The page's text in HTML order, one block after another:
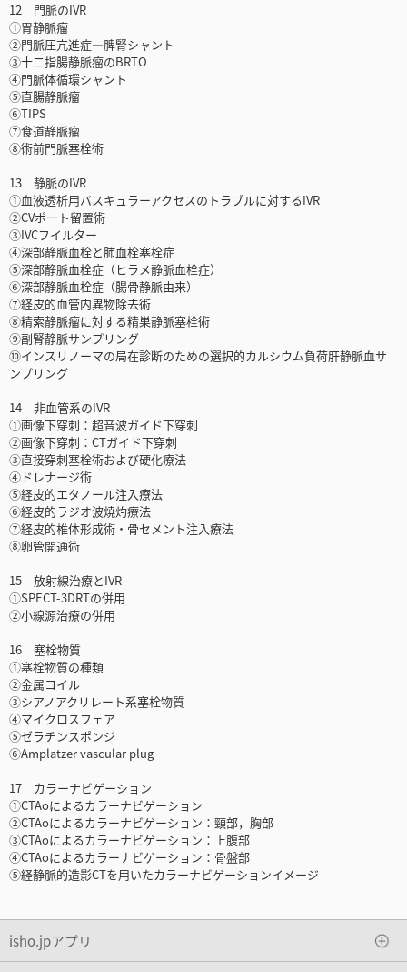
12 門脈のIVR
①胃静脈瘤
②門脈圧亢進症―脾腎シャント
③十二指腸静脈瘤のBRTO
④門脈体循環シャント
⑤直腸静脈瘤
⑥TIPS
⑦食道静脈瘤
⑧術前門脈塞栓術
13 静脈のIVR
①血液透析用バスキュラーアクセスのトラブルに対するIVR
②CVポート留置術
③IVCフイルター
④深部静脈血栓と肺血栓塞栓症
⑤深部静脈血栓症（ヒラメ静脈血栓症）
⑥深部静脈血栓症（腸骨静脈由来）
⑦経皮的血管内異物除去術
⑧精索静脈瘤に対する精巣静脈塞栓術
⑨副腎静脈サンプリング
⑩インスリノーマの局在診断のための選択的カルシウム負荷肝静脈血サ
ンプリング
14 非血管系のIVR
①画像下穿刺：超音波ガイド下穿刺
②画像下穿刺：CTガイド下穿刺
③直接穿刺塞栓術および硬化療法
④ドレナージ術
⑤経皮的エタノール注入療法
⑥経皮的ラジオ波焼灼療法
⑦経皮的椎体形成術・骨セメント注入療法
⑧卵管開通術
15 放射線治療とIVR
①SPECT-3DRTの併用
②小線源治療の併用
16 塞栓物質
①塞栓物質の種類
②金属コイル
③シアノアクリレート系塞栓物質
④マイクロスフェア
⑤ゼラチンスポンジ
⑥Amplatzer vascular plug
17 カラーナビゲーション
①CTAoによるカラーナビゲーション
②CTAoによるカラーナビゲーション：頸部，胸部
③CTAoによるカラーナビゲーション：上腹部
④CTAoによるカラーナビゲーション：骨盤部
⑤経静脈的造影CTを用いたカラーナビゲーションイメージ
isho.jpアプリ